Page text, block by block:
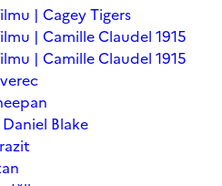
| Cagey Tigers
| Camille Claudel 1915
| Camille Claudel 1915
Blake